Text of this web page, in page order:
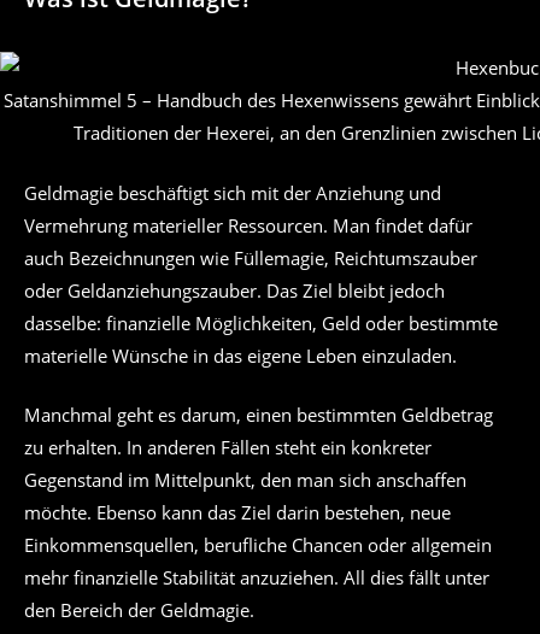
Satanshimmel 5 – Handbuch des Hexenwissens gewährt
Traditionen der Hexerei, an den Grenzlinien zwischen
Geldmagie beschäftigt sich mit der Anziehung und
Vermehrung materieller Ressourcen. Man findet dafür
auch Bezeichnungen wie Füllemagie, Reichtumszauber
oder Geldanziehungszauber. Das Ziel bleibt jedoch
dasselbe: finanzielle Möglichkeiten, Geld oder bestimmte
materielle Wünsche in das eigene Leben einzuladen.
Manchmal geht es darum, einen bestimmten Geldbetrag
zu erhalten. In anderen Fällen steht ein konkreter
Gegenstand im Mittelpunkt, den man sich anschaffen
möchte. Ebenso kann das Ziel darin bestehen, neue
Einkommensquellen, berufliche Chancen oder allgemein
mehr finanzielle Stabilität anzuziehen. All dies fällt unter
den Bereich der Geldmagie.